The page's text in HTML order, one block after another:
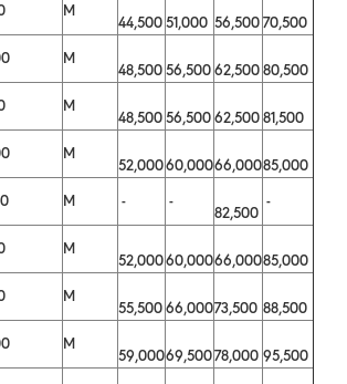
M
44,50051,000 56,50070,500
M
48,50056,50062,50080,500
M
48,50056,50062,50081,500
M
52,00060,00066,00085,000
M - -
82,500
-
M
52,00060,00066,00085,000
M
55,50066,00073,500 88,500
M
59,00069,50078,000 95,500